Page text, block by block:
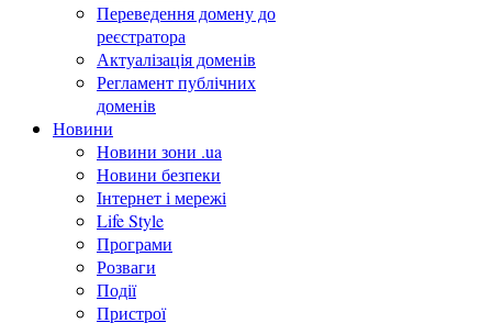
Переведення домену до
реєстратора
Актуалізація доменів
Регламент публічних
доменів
Новини
Новини зони .ua
Новини безпеки
Інтернет і мережі
Life Style
Програми
Розваги
Події
Пристрої